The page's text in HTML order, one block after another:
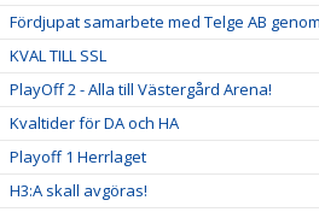
Fördjupat samarbete med Telge AB
KVAL TILL SSL
PlayOff 2 - Alla till Västergård Arena!
Kvaltider för DA och HA
Playoff 1 Herrlaget
H3:A skall avgöras!